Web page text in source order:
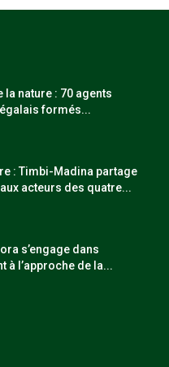
la nature : 70 agents
formés...
: Timbi-Madina partage
acteurs des quatre...
s’engage dans
à l’approche de la...